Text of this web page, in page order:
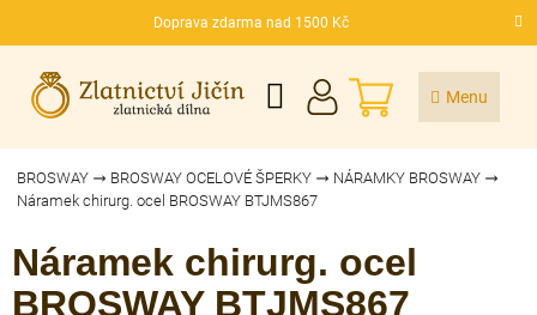
Doprava zdarma nad 1500 Kč
CZK
NÁKUPNÍ
KOŠÍK
BROSWAY BROSWAY OCELOVÉ ŠPERKY
NÁRAMKY BROSWAY
Náramek chirurg. ocel BROSWAY BTJMS867
Náramek chirurg. ocel
BROSWAY BTJMS867